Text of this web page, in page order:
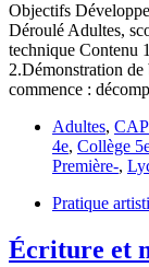
Objectifs
Déroulé Adultes,
technique Contenu
2.Démonstration
commence :
Adultes, CAP
4e, Collège
Première-,
Pratique
Écriture et